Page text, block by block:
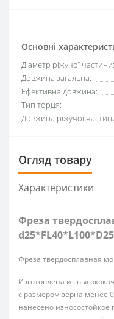
Основні
Діаметр ріжучої частини:
Довжина загальна:
Ефективна довжина:
Тип торця:
Довжина ріжучої
Огляд товару
Характеристики
Фреза
Фреза твердосплавная
Изготовлена из
с размером зерна менее
нанесено износостойкое